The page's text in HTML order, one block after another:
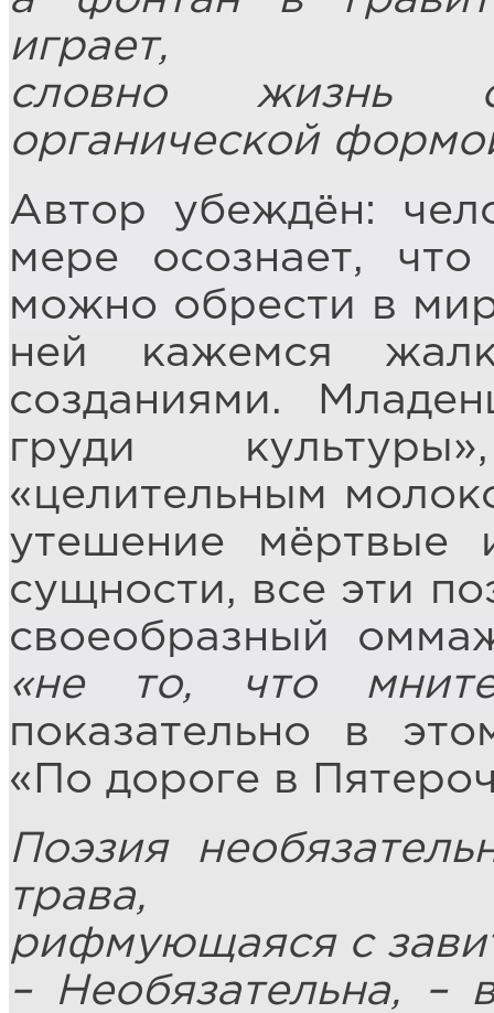
играет,
словно жизнь
органической
Автор убеждён:
мере осознает,
можно обрести в
ней кажемся
созданиями.
груди
«целительным
утешение мёртвые
сущности, все эти
своеобразный
«не то, что
показательно в
«По дороге в
Поэзия
трава,
рифмующаяся с
– Необязательна, –